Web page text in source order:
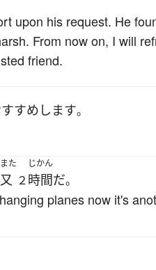
upon his request. He
From now on, I will
friend.
すめ します。
また
又 ２
じかん
時間だ。
planes now it's